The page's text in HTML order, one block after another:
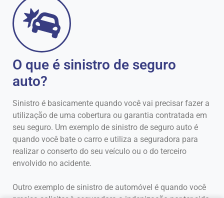
O que é sinistro de seguro
auto?
Sinistro é basicamente quando você vai precisar fazer a
utilização de uma cobertura ou garantia contratada em
seu seguro. Um exemplo de sinistro de seguro auto é
quando você bate o carro e utiliza a seguradora para
realizar o conserto do seu veículo ou o do terceiro
envolvido no acidente.
Outro exemplo de sinistro de automóvel é quando você